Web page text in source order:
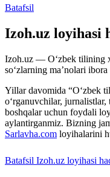
Batafsil
Izoh.uz loyihasi
Izoh.uz — O‘zbek tilining
so‘zlarning ma’nolari
Yillar davomida “O‘zbek
o‘rganuvchilar,
boshqalar uchun foydali
aylantirganmiz. Bizning
Sarlavha.com loyihalarini
Batafsil Izoh.uz loyihasi